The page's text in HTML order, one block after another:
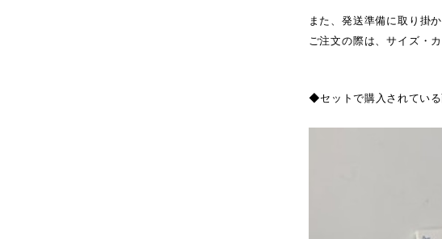
また、発送準備に取り掛
ご注文の際は、サイズ・
◆セットで購入されてい